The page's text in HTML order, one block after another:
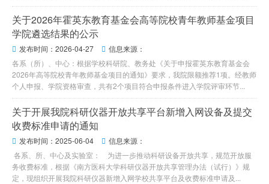
关于2026年霍英东教育基金会高等院校青年教师基金项目
学院遴选结果的公示
 发布时间：2026-04-27  信息来源：
各系（所）、中心：根据学校科研院、教务处《关于申报霍英东教育基金会
2026年高等院校青年教师基金项目的通知》要求，我院限额推荐1项。经教师
个人申报、学院资格审查，共有2个项目符合申报条件进入学院评审环节...
关于开展我院科研仪器开放共享平台新增入网设备及提交
收费标准申请的通知
 发布时间：2025-06-04  信息来源：
各系、所、中心及实验室： 为进一步推动科研设备开放共享，规范开放服
务收费标准，根据《南方医科大学科研仪器开放共享管理办法（试行）》规
定，现组织开展我院科研仪器新增入网学校共享平台及收费标准申请及...